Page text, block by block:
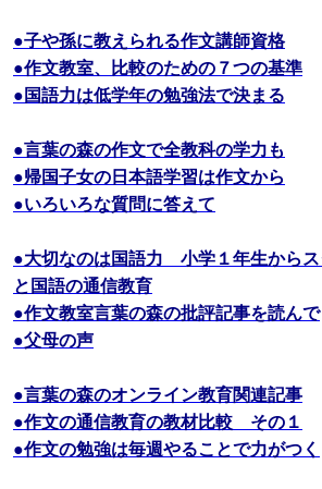
●子や孫に教えられる作文講師資格
●作文教室、比較のための７つの基準
●国語力は低学年の勉強法で決まる
●言葉の森の作文で全教科の学力も
●帰国子女の日本語学習は作文から
●いろいろな質問に答えて
●大切なのは国語力 小学１年生から
と国語の通信教育
●作文教室言葉の森の批評記事を読んで
●父母の声
●言葉の森のオンライン教育関連記事
●作文の通信教育の教材比較 その１
●作文の勉強は毎週やることで力がつく